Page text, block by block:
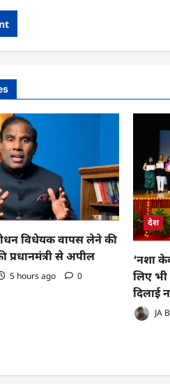
विधेयक वापस लेने की
प्रधानमंत्री से अपील
5 hours ago 0
देश
‘नशा
लिए भी
दिलाई
JA